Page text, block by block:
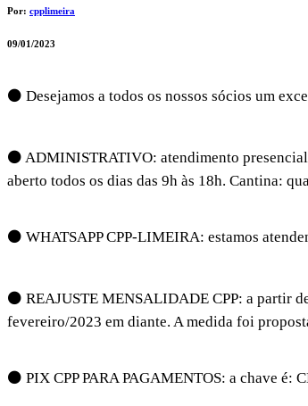
Por: cpplimeira
09/01/2023
⚫ Desejamos a todos os nossos sócios um
⚫ ADMINISTRATIVO: atendimento
aberto todos os dias das 9h às 18h. Cantina:
⚫ WHATSAPP CPP-LIMEIRA: estamos
⚫ REAJUSTE MENSALIDADE CPP: a partir
fevereiro/2023 em diante. A medida foi
⚫ PIX CPP PARA PAGAMENTOS: a chave é: